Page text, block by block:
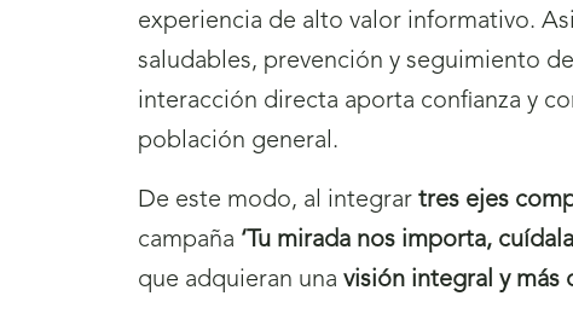
experiencia de alto valor informativo.
saludables, prevención y seguimiento
interacción directa aporta confianza y
población general.
De este modo, al integrar tres ejes
campaña ‘Tu mirada nos importa,
que adquieran una visión integral y más